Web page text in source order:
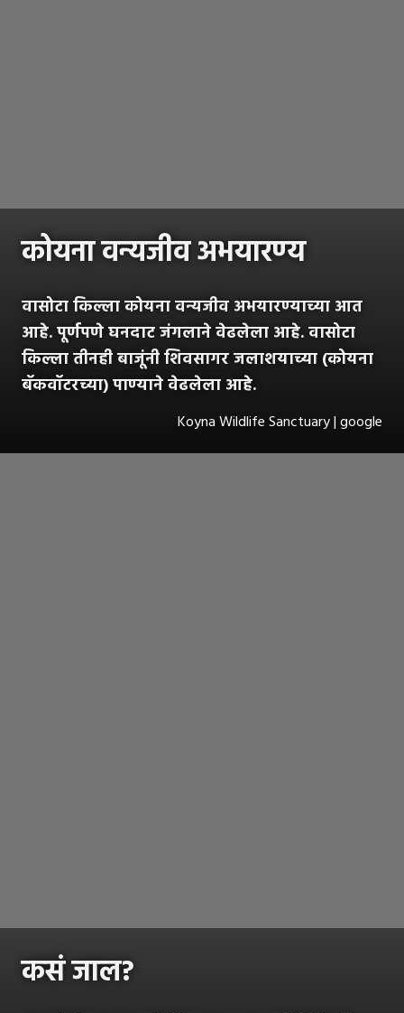
कोयना वन्यजीव अभयारण्य
वासोटा किल्ला कोयना वन्यजीव अभयारण्याच्या आत
आहे. पूर्णपणे घनदाट जंगलाने वेढलेला आहे. वासोटा
किल्ला तीनही बाजूंनी शिवसागर जलाशयाच्या (कोयना
बॅकवॉटरच्या) पाण्याने वेढलेला आहे.
Koyna Wildlife Sanctuary | google
कसं जाल?